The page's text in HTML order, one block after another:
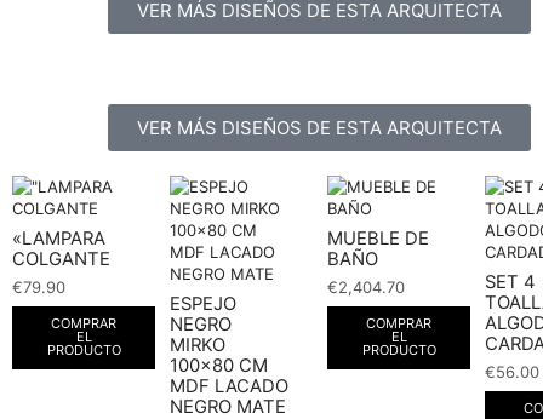
VER MÁS DISEÑOS DE ESTA ARQUITECTA
VER MÁS DISEÑOS DE ESTA ARQUITECTA
«LAMPARA
COLGANTE
€79.90
COMPRAR
EL
PRODUCTO
ESPEJO
NEGRO
MIRKO
100×80 CM
MDF LACADO
NEGRO MATE
MUEBLE DE
BAÑO
€2,404.70
COMPRAR
EL
PRODUCTO
SET 4
€56.00